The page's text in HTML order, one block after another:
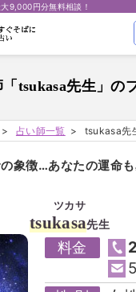
9,000円分無料相談！
「tsukasa先生」の
占い師一覧 tsukasa先
象徴…あなたの運命
ツカサ
tsukasa先生
料金